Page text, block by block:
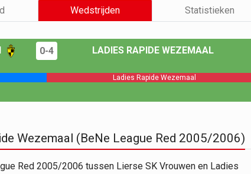
Wedstrijden Statistieken
0-4 LADIES RAPIDE WEZEMAAL
Ladies Rapide Wezemaal
Wezemaal (BeNe League Red 2005/2006)
Red 2005/2006 tussen Lierse SK Vrouwen en Ladies